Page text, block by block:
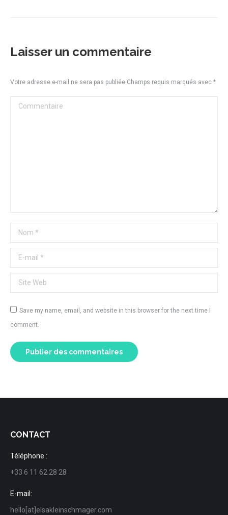
Laisser un commentaire
Votre adresse e-mail ne sera pas publiée Champs requis marqués avec *
Commentaire
Nom *
E-mail *
Site Web
Save my name, email, and website in this browser for the next time I
comment.
Publier des commentaires
CONTACT
Téléphone :
+33 6 11 62 28 28
E-mail:
hello[at]elsakleinschmager.com